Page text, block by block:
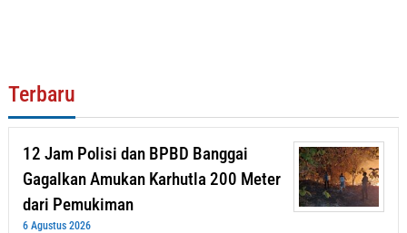
Terbaru
12 Jam Polisi dan BPBD Banggai
Gagalkan Amukan Karhutla 200 Meter
dari Pemukiman
6 Agustus 2026